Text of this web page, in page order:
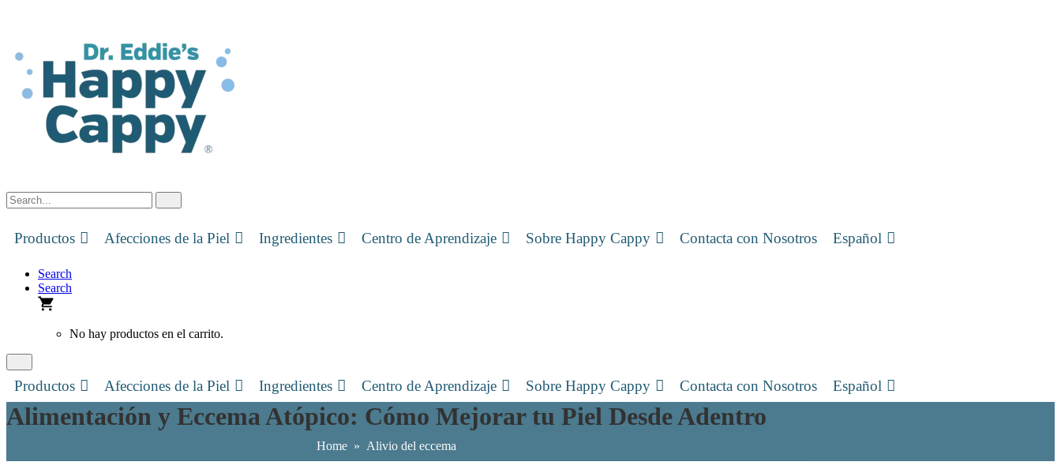
Productos Afecciones de la Piel Ingredientes Centro de Aprendizaje Sobre Happy Cappy Contacta con Nosotros Español
Search
Search
No hay productos en el carrito.
Productos Afecciones de la Piel Ingredientes Centro de Aprendizaje Sobre Happy Cappy Contacta con Nosotros Español
Alimentación y Eccema Atópico: Cómo Mejorar tu Piel Desde Adentro
Home » Alivio del eccema